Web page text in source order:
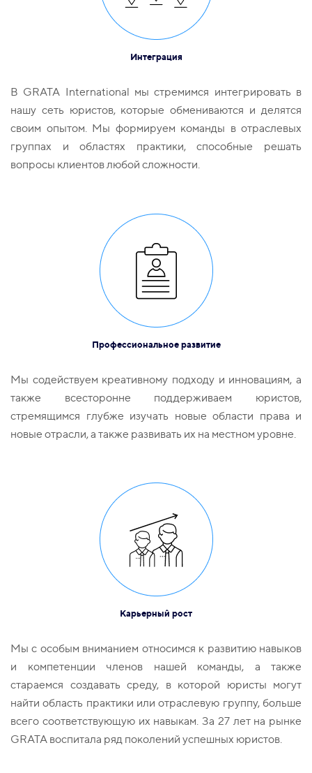
Интеграция
В GRATA International мы стремимся интегрировать в
нашу сеть юристов, которые обмениваются и делятся
своим опытом. Мы формируем команды в отраслевых
группах и областях практики, способные решать
вопросы клиентов любой сложности.
Профессиональное развитие
Мы содействуем креативному подходу и инновациям, а
также всесторонне поддерживаем юристов,
стремящимся глубже изучать новые области права и
новые отрасли, а также развивать их на местном уровне.
Карьерный рост
Мы с особым вниманием относимся к развитию навыков
и компетенции членов нашей команды, а также
стараемся создавать среду, в которой юристы могут
найти область практики или отраслевую группу, больше
всего соответствующую их навыкам. За 27 лет на рынке
GRATA воспитала ряд поколений успешных юристов.